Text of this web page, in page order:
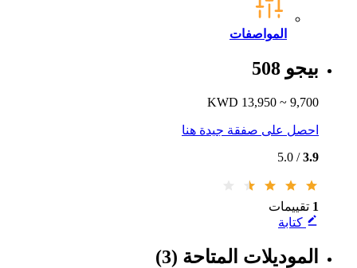
المواصفات
بيجو 508
9,700 ~ 13,950 KWD
احصل على صفقة جيدة هنا
3.9
/ 5.0
1 تقييمات
كتابة
الموديلات المتاحة (3)